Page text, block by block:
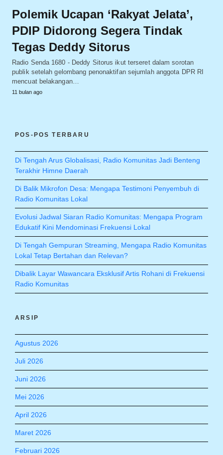
Polemik Ucapan ‘Rakyat Jelata’,
PDIP Didorong Segera Tindak
Tegas Deddy Sitorus
Radio Senda 1680 - Deddy Sitorus ikut terseret dalam sorotan
publik setelah gelombang penonaktifan sejumlah anggota DPR RI
mencuat belakangan…
11 bulan ago
POS-POS TERBARU
Di Tengah Arus Globalisasi, Radio Komunitas Jadi Benteng
Terakhir Himne Daerah
Di Balik Mikrofon Desa: Mengapa Testimoni Penyembuh di
Radio Komunitas Lokal
Evolusi Jadwal Siaran Radio Komunitas: Mengapa Program
Edukatif Kini Mendominasi Frekuensi Lokal
Di Tengah Gempuran Streaming, Mengapa Radio Komunitas
Lokal Tetap Bertahan dan Relevan?
Dibalik Layar Wawancara Eksklusif Artis Rohani di Frekuensi
Radio Komunitas
ARSIP
Agustus 2026
Juli 2026
Juni 2026
Mei 2026
April 2026
Maret 2026
Februari 2026